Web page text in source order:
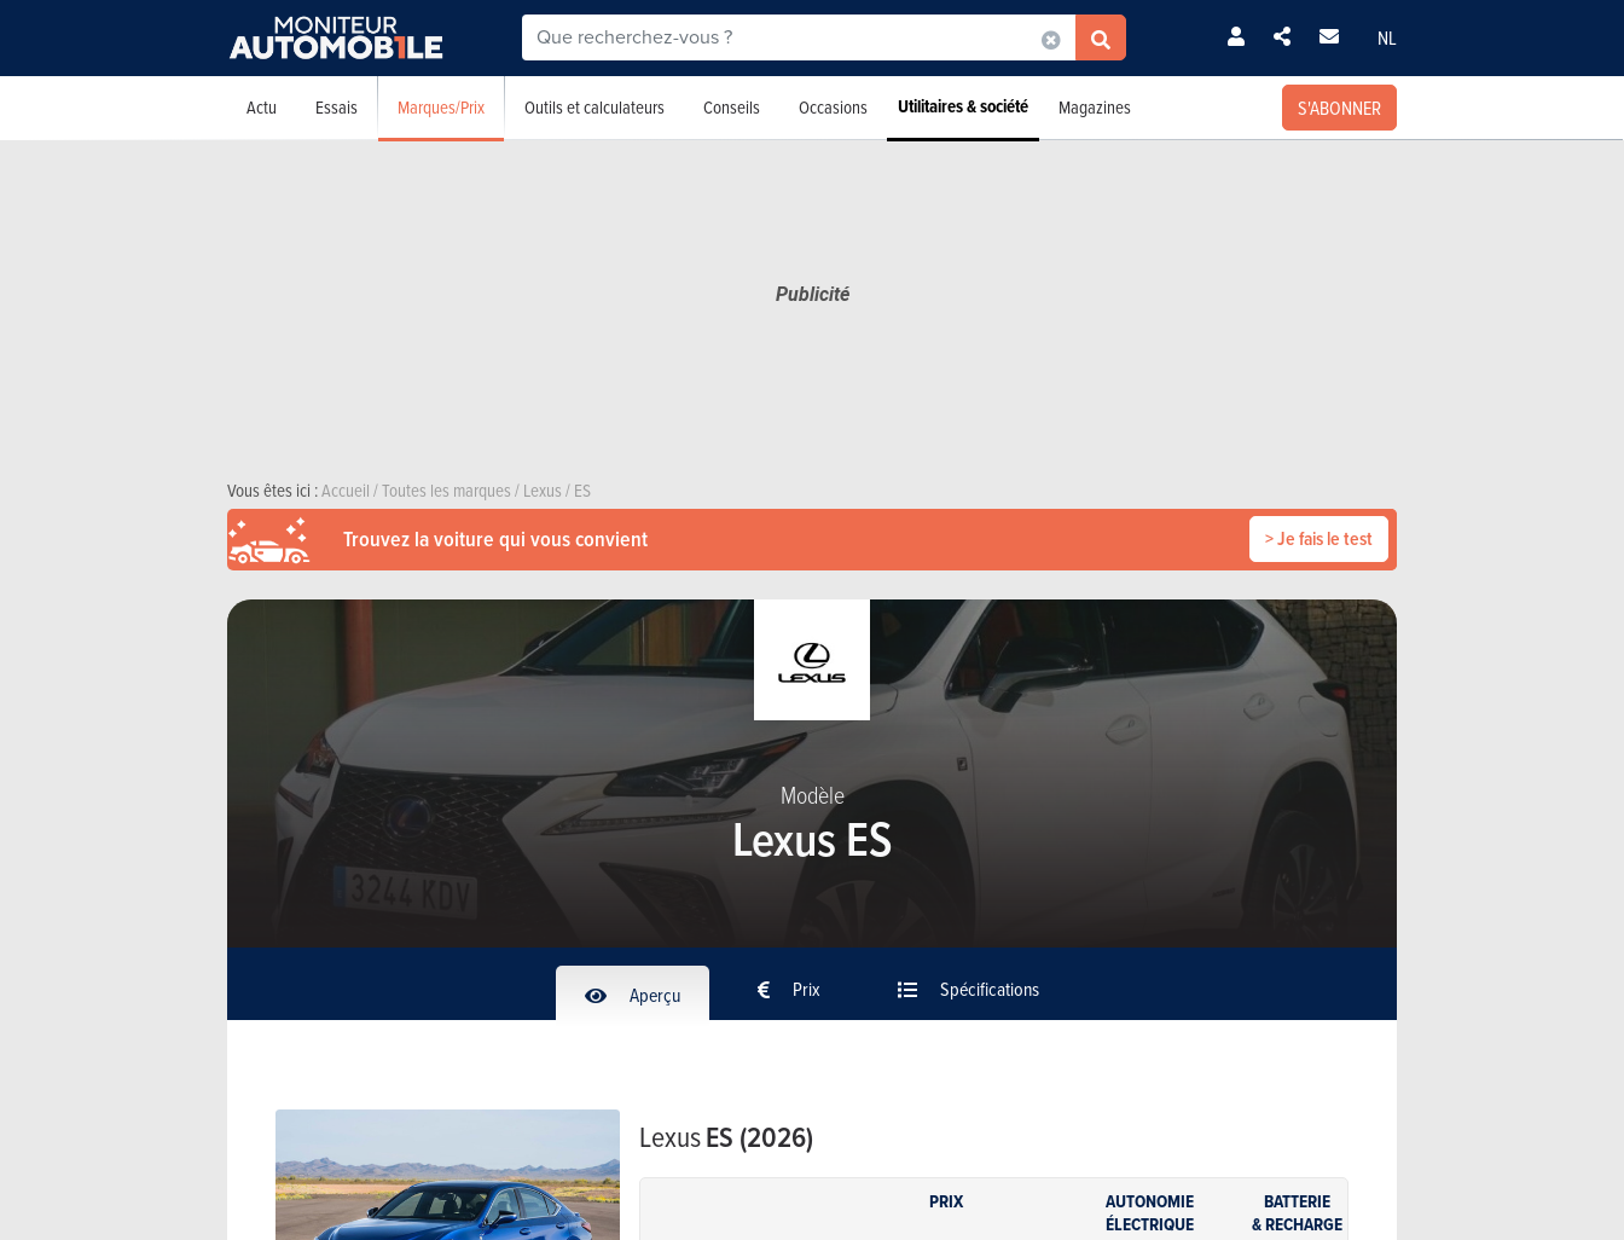
NL
Actu Essais Marques/Prix Outils et calculateurs Conseils Occasions Utilitaires & société Magazines S'ABONNER
Vous êtes ici :Accueil/Toutes les marques/Lexus/ES
Trouvez la voiture qui vous convient > Je fais le test
Modèle
Lexus ES
Aperçu Prix Spécifications
LexusES (2026)
PRIX
AUTONOMIE
ÉLECTRIQUE
BATTERIE
& RECHARGE